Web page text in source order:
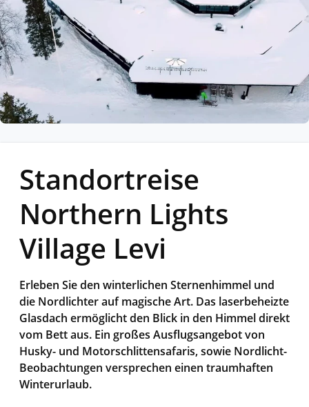
Standortreise
Northern Lights
Village Levi
Erleben Sie den winterlichen Sternenhimmel und
die Nordlichter auf magische Art. Das laserbeheizte
Glasdach ermöglicht den Blick in den Himmel direkt
vom Bett aus. Ein großes Ausflugsangebot von
Husky- und Motorschlittensafaris, sowie Nordlicht-
Beobachtungen versprechen einen traumhaften
Winterurlaub.